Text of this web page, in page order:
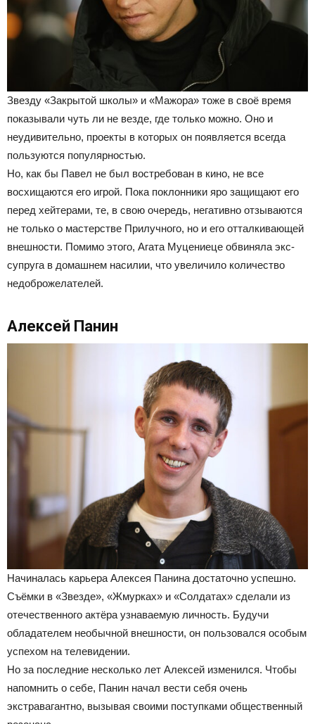
Звезду «Закрытой школы» и «Мажора» тоже в своё время
показывали чуть ли не везде, где только можно. Оно и
неудивительно, проекты в которых он появляется всегда
пользуются популярностью.
Но, как бы Павел не был востребован в кино, не все
восхищаются его игрой. Пока поклонники яро защищают его
перед хейтерами, те, в свою очередь, негативно отзываются
не только о мастерстве Прилучного, но и его отталкивающей
внешности. Помимо этого, Агата Муцениеце обвиняла экс-
супруга в домашнем насилии, что увеличило количество
недоброжелателей.
Алексей Панин
Начиналась карьера Алексея Панина достаточно успешно.
Съёмки в «Звезде», «Жмурках» и «Солдатах» сделали из
отечественного актёра узнаваемую личность. Будучи
обладателем необычной внешности, он пользовался особым
успехом на телевидении.
Но за последние несколько лет Алексей изменился. Чтобы
напомнить о себе, Панин начал вести себя очень
экстравагантно, вызывая своими поступками общественный